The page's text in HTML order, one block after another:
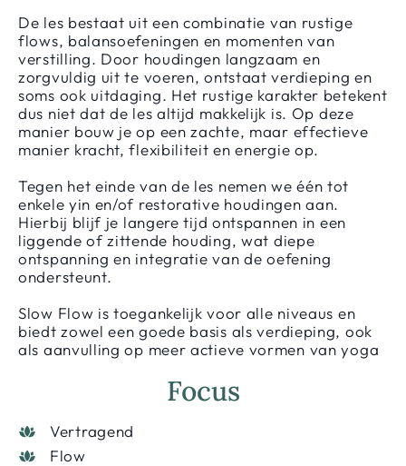
De les bestaat uit een combinatie van rustige
flows, balansoefeningen en momenten van
verstilling. Door houdingen langzaam en
zorgvuldig uit te voeren, ontstaat verdieping en
soms ook uitdaging. Het rustige karakter betekent
dus niet dat de les altijd makkelijk is. Op deze
manier bouw je op een zachte, maar effectieve
manier kracht, flexibiliteit en energie op.
Tegen het einde van de les nemen we één tot
enkele yin en/of restorative houdingen aan.
Hierbij blijf je langere tijd ontspannen in een
liggende of zittende houding, wat diepe
ontspanning en integratie van de oefening
ondersteunt.
Slow Flow is toegankelijk voor alle niveaus en
biedt zowel een goede basis als verdieping, ook
als aanvulling op meer actieve vormen van yoga
Focus
Vertragend
Flow